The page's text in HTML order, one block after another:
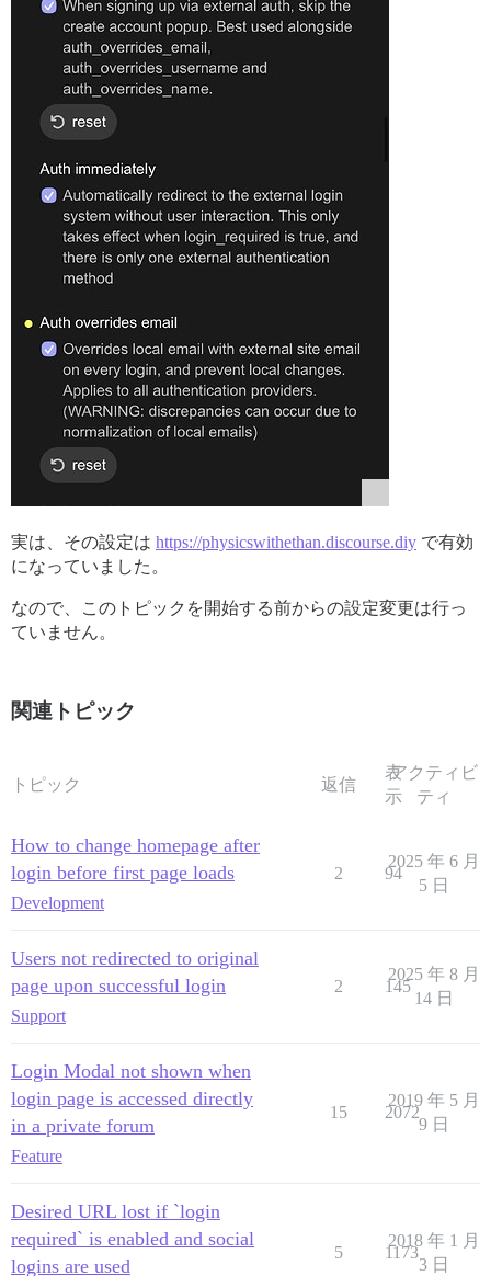
実は、その設定は https://physicswithethan.discourse.diy で有効
になっていました。
なので、このトピックを開始する前からの設定変更は行っ
ていません。
関連トピック
トピック 返信
表
示
アクティビ
ティ
How to change homepage after
login before first page loads
Development
2 94
2025 年 6 月
5 日
Users not redirected to original
page upon successful login
Support
2 145
2025 年 8 月
14 日
Login Modal not shown when
login page is accessed directly
in a private forum
Feature
15 2072
2019 年 5 月
9 日
Desired URL lost if `login
required` is enabled and social
logins are used
5 1173
2018 年 1 月
3 日